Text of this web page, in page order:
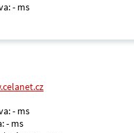
- ms
- ms
- ms